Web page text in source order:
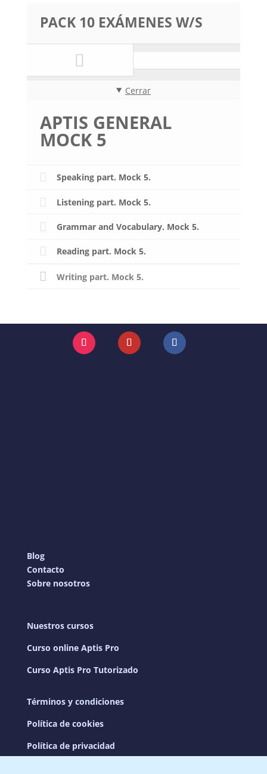
PACK 10 EXÁMENES W/S
Cerrar
APTIS GENERAL
MOCK 5
Speaking part. Mock 5.
Listening part. Mock 5.
Grammar and Vocabulary. Mock 5.
Reading part. Mock 5.
Writing part. Mock 5.
Instagram YouTube Facebook
Blog
Contacto
Sobre nosotros
Nuestros cursos
Curso online Aptis Pro
Curso Aptis Pro Tutorizado
Términos y condiciones
Política de cookies
Política de privacidad